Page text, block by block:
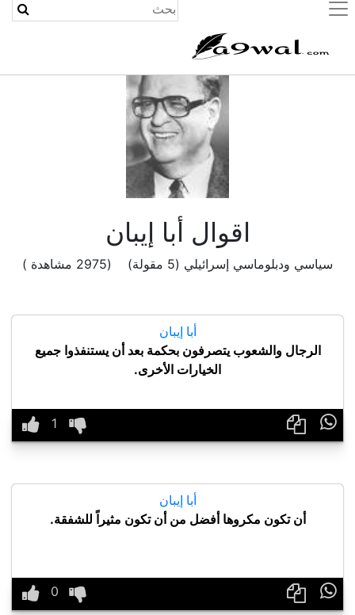
(current)
اقوال أبا إيبان
سياسي ودبلوماسي إسرائيلي (5 مقولة) (2975 مشاهدة )
أبا إيبان
الرجال والشعوب يتصرفون بحكمة بعد أن يستنفذوا جميع
الخيارات الأخرى.

أبا إيبان
أن تكون مكروها أفضل من أن تكون مثيراً للشفقة.
